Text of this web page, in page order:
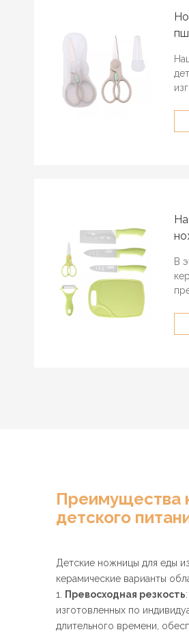
В
Преимущества
детского
Детские ножницы для еды
керамические варианты
1.
Превосходная резкость
изготовленных по
длительного времени,